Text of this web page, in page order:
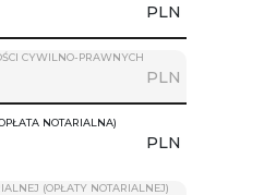
PLN
CYWILNO-PRAWNYCH
PLN
NOTARIALNA)
PLN
(OPŁATY NOTARIALNEJ)